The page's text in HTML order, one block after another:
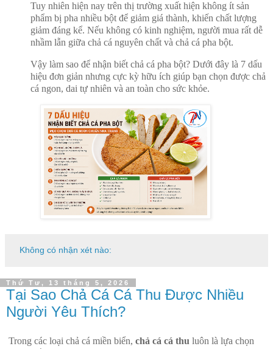
Tuy nhiên hiện nay trên thị trường xuất hiện không ít sản
phẩm bị pha nhiều bột để giảm giá thành, khiến chất lượng
giảm đáng kể. Nếu không có kinh nghiệm, người mua rất dễ
nhầm lẫn giữa chả cá nguyên chất và chả cá pha bột.
Vậy làm sao để nhận biết chả cá pha bột? Dưới đây là 7 dấu
hiệu đơn giản nhưng cực kỳ hữu ích giúp bạn chọn được chả
cá ngon, dai tự nhiên và an toàn cho sức khỏe.
Không có nhận xét nào:
Thứ Tư, 13 tháng 5, 2026
Tại Sao Chả Cá Cá Thu Được Nhiều
Người Yêu Thích?
Trong các loại chả cá miền biển, chả cá cá thu luôn là lựa chọn